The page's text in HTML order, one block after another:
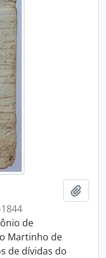
de
Martinho de
de dívidas do